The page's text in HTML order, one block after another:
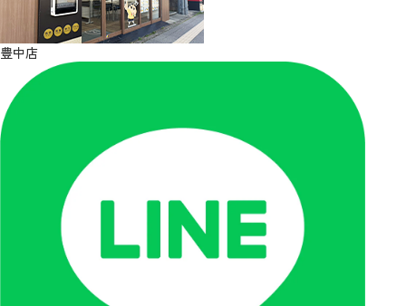
豊中店